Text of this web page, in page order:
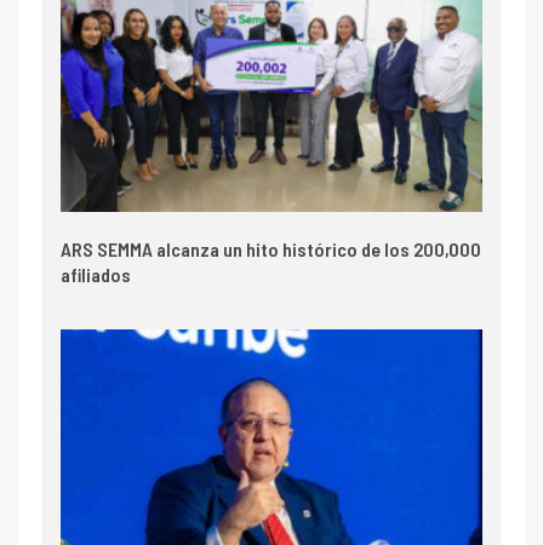
ARS SEMMA alcanza un hito histórico de los 200,000
afiliados